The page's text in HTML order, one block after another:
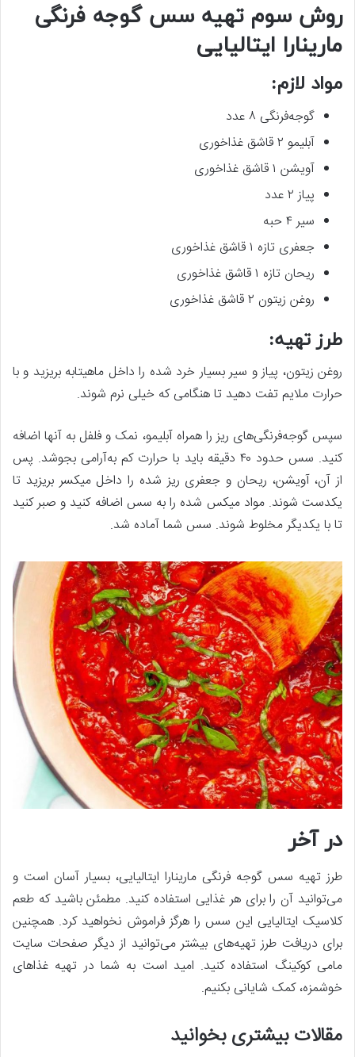
روش سوم تهیه سس گوجه ‌فرنگی
مارینارا ایتالیایی
مواد لازم:
گوجه‌فرنگی ۸ عدد
آبلیمو ۲ قاشق غذاخوری
آویشن ۱ قاشق غذاخوری
پیاز ۲ عدد
سیر ۴ حبه
جعفری تازه ۱ قاشق غذاخوری
ریحان تازه ۱ قاشق غذاخوری
روغن زیتون ۲ قاشق غذاخوری
طرز تهیه:
روغن زیتون، پیاز و سیر بسیار خرد شده را داخل ماهیتابه بریزید و با
حرارت ملایم تفت دهید تا هنگامی که خیلی نرم شوند.
سپس گوجه‌فرنگی‌های ریز را همراه آبلیمو، نمک و فلفل به آنها اضافه
کنید. سس حدود ۴۰ دقیقه باید با حرارت کم به‌آرامی بجوشد. پس
از آن، آویشن، ریحان و جعفری ریز شده را داخل میکسر بریزید تا
یکدست شوند. مواد میکس شده را به سس اضافه کنید و صبر کنید
تا با یکدیگر مخلوط شوند. سس شما آماده شد.
در آخر
طرز تهیه سس گوجه ‌فرنگی مارینارا ایتالیایی، بسیار آسان است و
می‌توانید آن را برای هر غذایی استفاده کنید. مطمئن باشید که طعم
کلاسیک ایتالیایی این سس را هرگز فراموش نخواهید کرد. همچنین
برای دریافت طرز تهیه‌های بیشتر می‌توانید از دیگر صفحات سایت
مامی کوکینگ استفاده کنید. امید است به شما در تهیه غذاهای
خوشمزه، کمک شایانی بکنیم.
مقالات بیشتری بخوانید